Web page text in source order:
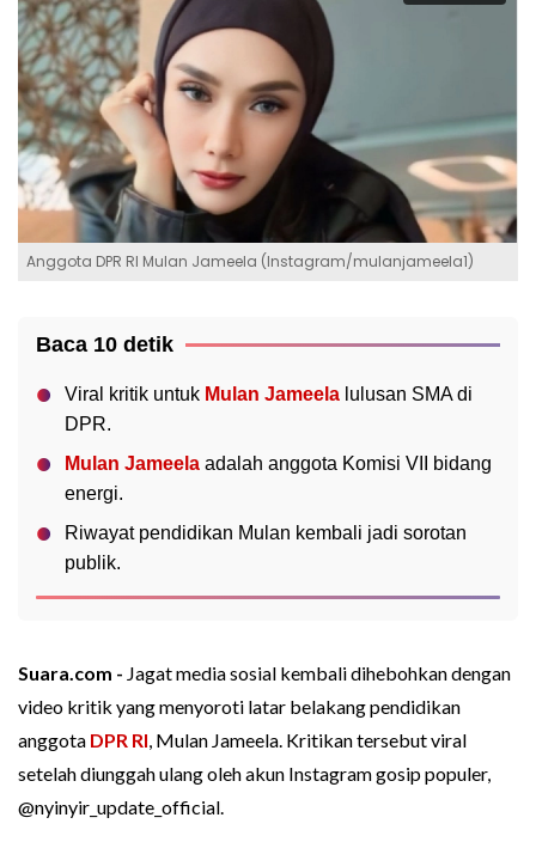
Anggota DPR RI Mulan Jameela (Instagram/mulanjameela1)
Baca 10 detik
Viral kritik untuk Mulan Jameela lulusan SMA di
DPR.
Mulan Jameela adalah anggota Komisi VII bidang
energi.
Riwayat pendidikan Mulan kembali jadi sorotan
publik.
Suara.com - Jagat media sosial kembali dihebohkan dengan
video kritik yang menyoroti latar belakang pendidikan
anggota DPR RI, Mulan Jameela. Kritikan tersebut viral
setelah diunggah ulang oleh akun Instagram gosip populer,
@nyinyir_update_official.